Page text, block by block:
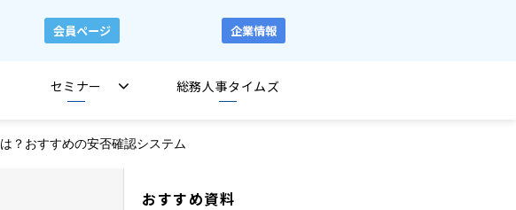
会員ページ 企業情報
セミナー 総務人事タイムズ
？おすすめの安否確認システム
おすすめ資料